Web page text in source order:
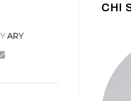
ARY
CHI